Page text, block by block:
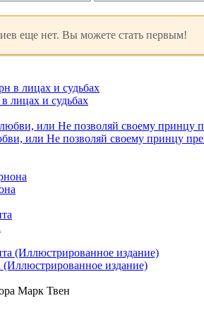
еще нет. Вы можете стать первым!
лицах и судьбах
или Не позволяй своему принцу
издание)
Марк Твен